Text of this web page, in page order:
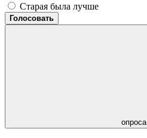
Старая была лучше
Голосовать
опроса